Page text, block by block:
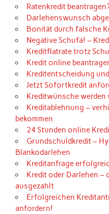
Ratenkredit
Darlehenswunsch
Bonität durch falsche
Negative Schufa! –
Kreditflatrate trotz
Kredit online
Kreditentscheidung
Jetzt Sofortkredit
Kreditwünsche
Kreditablehnung –
bekommen
24 Stunden online
Grundschuldkredit –
Blankodarlehen
Kreditanfrage
Kredit oder Darlehen –
ausgezahlt
Erfolgreichen
anfordern!